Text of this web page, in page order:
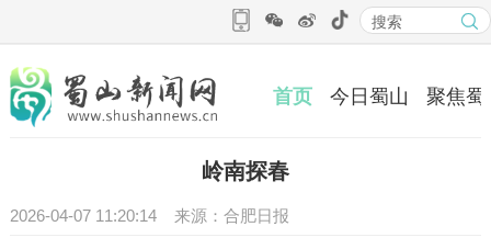
首页 今日蜀山 聚焦蜀
岭南探春
2026-04-07 11:20:14 来源：合肥日报